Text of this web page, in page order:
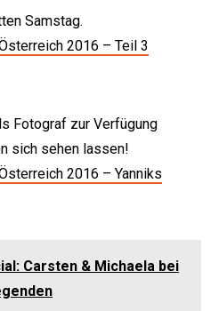
Samstag.
2016 – Teil 3
Fotograf zur Verfügung
sich sehen lassen!
2016 – Yanniks
Carsten & Michaela bei